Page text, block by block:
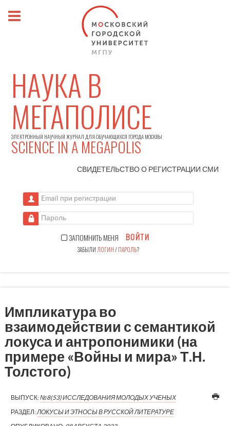
НАУКА В
МЕГАПОЛИСЕ
ЭЛЕКТРОННЫЙ НАУЧНЫЙ ЖУРНАЛ ДЛЯ ОБУЧАЮЩИХСЯ ГОРОДА МОСКВЫ
SCIENCE IN A MEGAPOLIS
СВИДЕТЕЛЬСТВО О РЕГИСТРАЦИИСМИ
Email при регистрации
Пароль
ЗАПОМНИТЬ МЕНЯ ВОЙТИ
ЗАБЫЛИ ЛОГИН/ПАРОЛЬ?
Импликатура во
взаимодействии с семантикой
локуса и антропонимики (на
примере «Войны и мира» Т.Н.
Толстого)
ВЫПУСК:№8(53) ИССЛЕДОВАНИЯ МОЛОДЫХ УЧЕНЫХ
РАЗДЕЛ:ЛОКУСЫ И ЭТНОСЫ В РУССКОЙ ЛИТЕРАТУРЕ